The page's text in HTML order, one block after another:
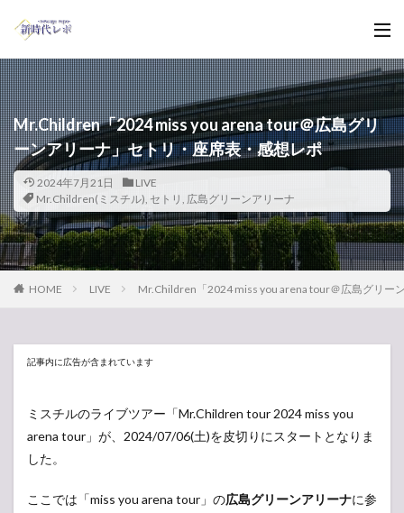
Mr.Children「2024 miss you arena tour＠広島グリ
ーンアリーナ」セトリ・座席表・感想レポ
2024年7月21日
LIVE
Mr.Children(ミスチル), セトリ , 広島グリーンアリーナ
HOME LIVE Mr.Children「2024 miss you arena tour＠広島グリー
記事内に広告が含まれています
ミスチルのライブツアー「Mr.Children tour 2024 miss you
arena tour」が、2024/07/06(土)を皮切りにスタートとなりま
した。
ここでは「miss you arena tour」の広島グリーンアリーナに参